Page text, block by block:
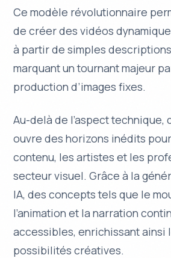
Ce modèle révolutionnaire
de créer des vidéos
à partir de simples
marquant un tournant majeur
production d’images fixes.
Au-delà de l’aspect technique,
ouvre des horizons inédits
contenu, les artistes et les
secteur visuel. Grâce à la
IA, des concepts tels que le
l’animation et la narration
accessibles, enrichissant ainsi
possibilités créatives.